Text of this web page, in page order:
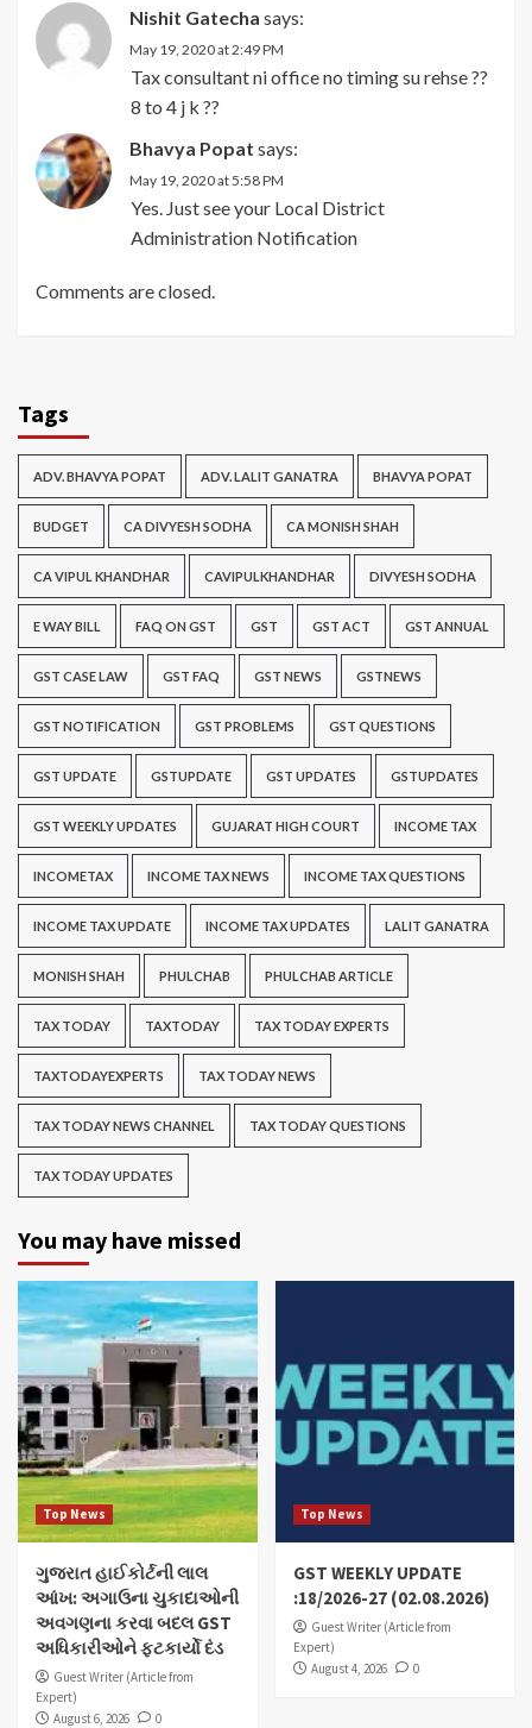
Nishit Gatecha says:
May 19, 2020 at 2:49 PM
Tax consultant ni office no timing su rehse ??
8 to 4 j k ??
Bhavya Popat says:
May 19, 2020 at 5:58 PM
Yes. Just see your Local District
Administration Notification
Comments are closed.
Tags
ADV. BHAVYA POPAT ADV. LALIT GANATRA BHAVYA POPAT
BUDGET CA DIVYESH SODHA CA MONISH SHAH
CA VIPUL KHANDHAR CAVIPULKHANDHAR DIVYESH SODHA
E WAY BILL FAQ ON GST GST GST ACT GST ANNUAL
GST CASE LAW GST FAQ GST NEWS GSTNEWS
GST NOTIFICATION GST PROBLEMS GST QUESTIONS
GST UPDATE GSTUPDATE GST UPDATES GSTUPDATES
GST WEEKLY UPDATES GUJARAT HIGH COURT INCOME TAX
INCOMETAX INCOME TAX NEWS INCOME TAX QUESTIONS
INCOME TAX UPDATE INCOME TAX UPDATES LALIT GANATRA
MONISH SHAH PHULCHAB PHULCHAB ARTICLE
TAX TODAY TAXTODAY TAX TODAY EXPERTS
TAXTODAYEXPERTS TAX TODAY NEWS
TAX TODAY NEWS CHANNEL TAX TODAY QUESTIONS
TAX TODAY UPDATES
You may have missed
Top News
ગુજરાત હાઈકોર્ટની લાલ
આંખ: અગાઉના ચુકાદાઓની
અવગણના કરવા બદલ GST
અધિકારીઓને ફટકાર્યો દંડ
Guest Writer (Article from
Expert)
August 6, 2026
0
Top News
GST WEEKLY UPDATE
:18/2026-27 (02.08.2026)
Guest Writer (Article from
Expert)
August 4, 2026
0